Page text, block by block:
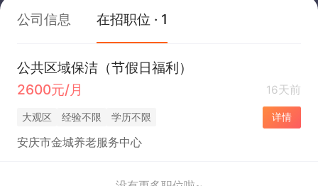
公司信息 在招职位 · 1
公共区域保洁（节假日福利）
2600元/月
16天前
大观区 经验不限 学历不限 详情
安庆市金城养老服务中心